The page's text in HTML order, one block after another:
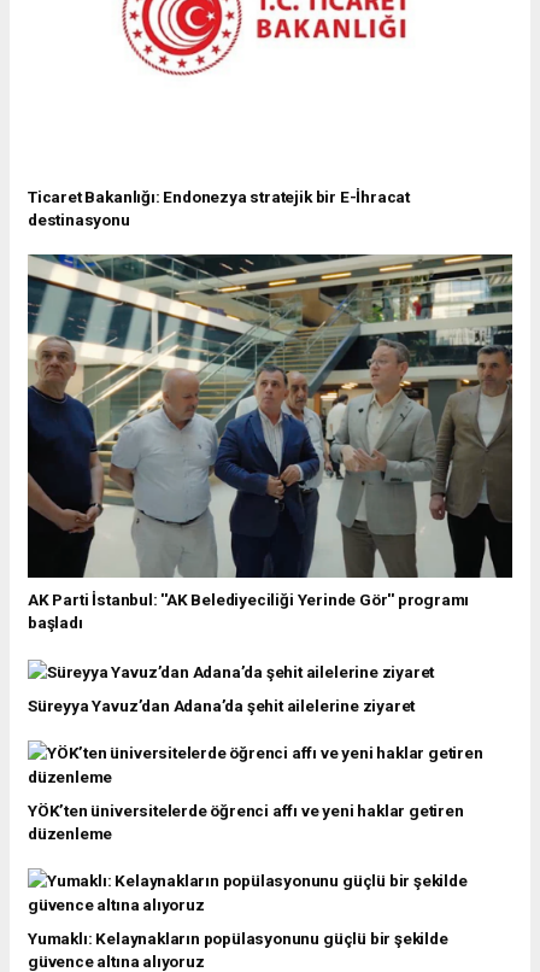
Ticaret Bakanlığı: Endonezya stratejik bir E-İhracat
destinasyonu
AK Parti İstanbul: ''AK Belediyeciliği Yerinde Gör'' programı
başladı
Süreyya Yavuz’dan Adana’da şehit ailelerine ziyaret
YÖK’ten üniversitelerde öğrenci affı ve yeni haklar getiren
düzenleme
Yumaklı: Kelaynakların popülasyonunu güçlü bir şekilde
güvence altına alıyoruz